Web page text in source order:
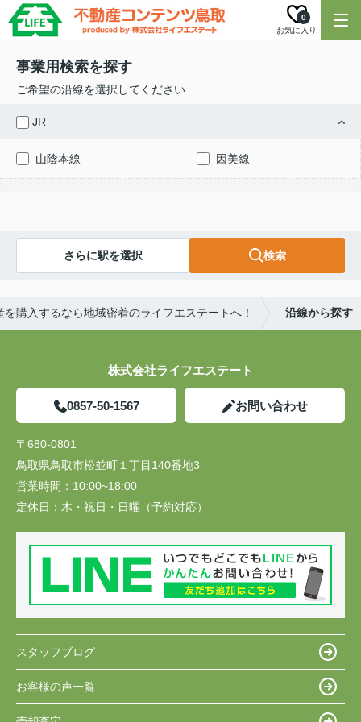
お気に入り
0
事業用検索を探す
ご希望の沿線を選択してください
JR
山陰本線 因美線
さらに駅を選択 検索
購入するなら地域密着のライフエステートへ！ 沿線から探す
株式会社ライフエステート
0857-50-1567 お問い合わせ
〒680-0801
鳥取県鳥取市松並町１丁目140番地3
営業時間： 10:00~18:00
定休日： 木・祝日・日曜（予約対応）
スタッフブログ
お客様の声一覧